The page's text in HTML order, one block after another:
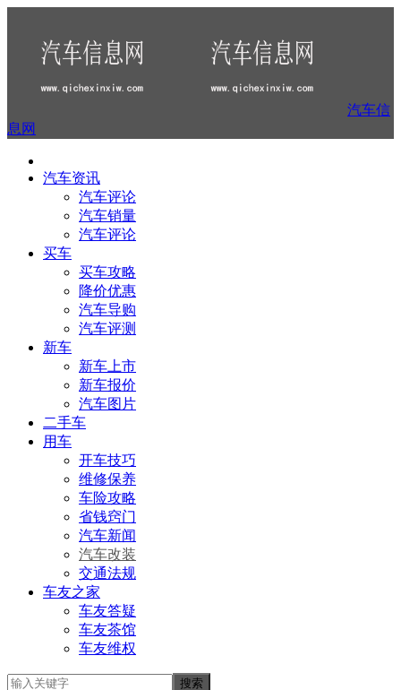
汽车信
息网
汽车资讯
汽车评论
汽车销量
汽车评论
买车
买车攻略
降价优惠
汽车导购
汽车评测
新车
新车上市
新车报价
汽车图片
二手车
用车
开车技巧
维修保养
车险攻略
省钱窍门
汽车新闻
汽车改装
交通法规
车友之家
车友答疑
车友茶馆
车友维权